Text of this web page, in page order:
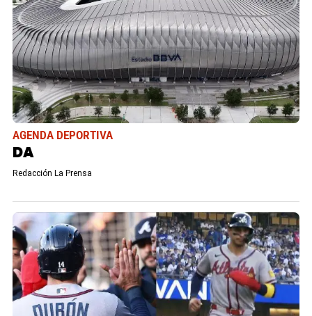
AGENDA DEPORTIVA
DA
Redacción La Prensa